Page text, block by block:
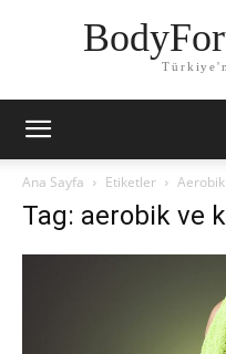
Ana Sayfa Etiketler
Tag: aerobik ve